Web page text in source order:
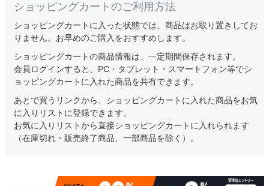
ショッピングカートのご利用方法
ショッピングカートに入った状態では、商品はお取り置きしてお
りません。お早めのご購入をおすすめします。
ショッピングカートの商品情報は、一定期間保存されます。
会員ログインすると、PC・タブレット・スマートフォン等でシ
ョッピングカートに入れた商品を共有できます。
あとで買うリンクから、ショッピングカートに入れた商品をお気
に入りリストに登録できます。
お気に入りリストから直接ショッピングカートに入れられます
（在庫切れ・販売終了商品、一部商品を除く）。